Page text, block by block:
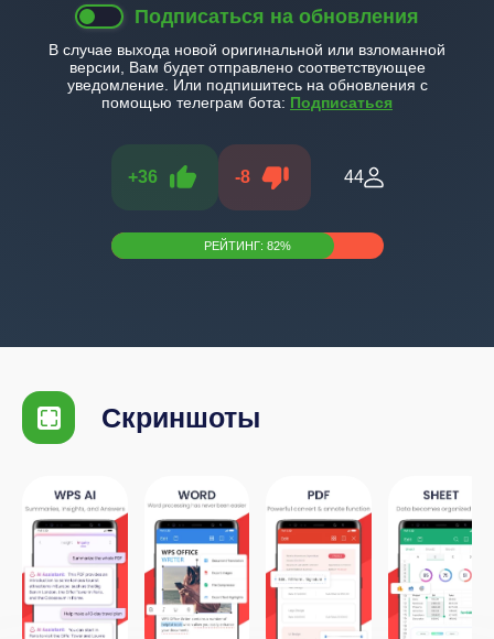
Подписаться на обновления
В случае выхода новой оригинальной или взломанной
версии, Вам будет отправлено соответствующее
уведомление. Или подпишитесь на обновления с
помощью телеграм бота: Подписаться
+36 -8 44
РЕЙТИНГ: 82%
Скриншоты